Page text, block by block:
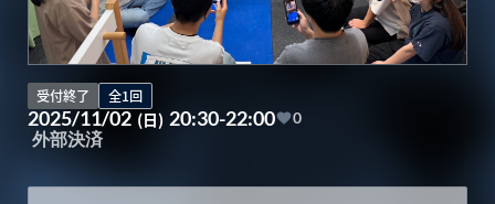
受付終了 全1回
2025/11/02 (日) 20:30-22:00 0
外部決済